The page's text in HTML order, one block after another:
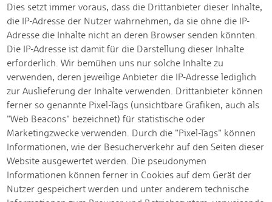
Dies setzt immer voraus, dass die Drittanbieter dieser Inhalte,
die IP-Adresse der Nutzer wahrnehmen, da sie ohne die IP-
Adresse die Inhalte nicht an deren Browser senden könnten.
Die IP-Adresse ist damit für die Darstellung dieser Inhalte
erforderlich. Wir bemühen uns nur solche Inhalte zu
verwenden, deren jeweilige Anbieter die IP-Adresse lediglich
zur Auslieferung der Inhalte verwenden. Drittanbieter können
ferner so genannte Pixel-Tags (unsichtbare Grafiken, auch als
"Web Beacons" bezeichnet) für statistische oder
Marketingzwecke verwenden. Durch die "Pixel-Tags" können
Informationen, wie der Besucherverkehr auf den Seiten dieser
Website ausgewertet werden. Die pseudonymen
Informationen können ferner in Cookies auf dem Gerät der
Nutzer gespeichert werden und unter anderem technische